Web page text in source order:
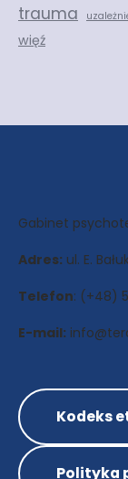
trauma
więź
Gabinet
Adres: ul. E.
Telefon: (+48)
E-mail:
Kodeks
Polityka